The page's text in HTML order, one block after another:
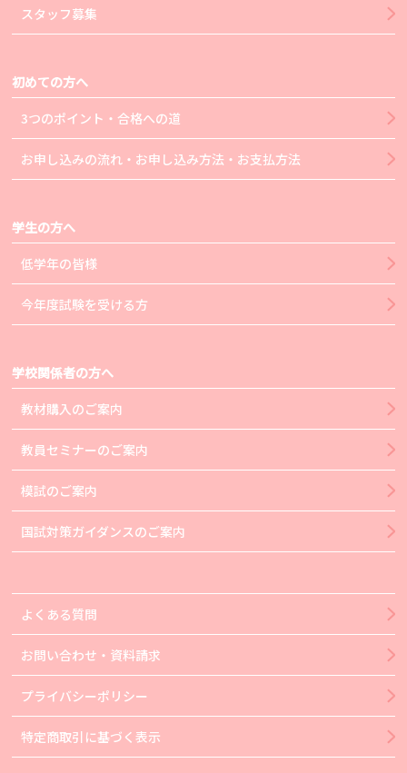
スタッフ募集
初めての方へ
3つのポイント・合格への道
お申し込みの流れ・お申し込み方法・お支払方法
学生の方へ
低学年の皆様
今年度試験を受ける方
学校関係者の方へ
教材購入のご案内
教員セミナーのご案内
模試のご案内
国試対策ガイダンスのご案内
よくある質問
お問い合わせ・資料請求
プライバシーポリシー
特定商取引に基づく表示